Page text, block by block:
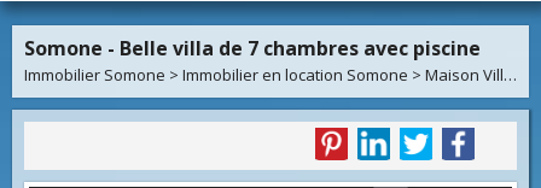
Somone - Belle villa de 7 chambres avec piscine
Immobilier Somone > Immobilier en location Somone > Maison Villa en location Somone